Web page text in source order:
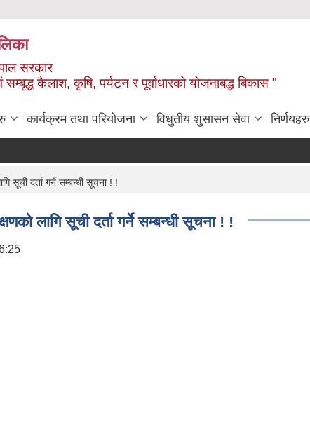
सरकार
सम्बृद्ध कैलाश, कृषि, पर्यटन र पूर्वाधारको योजनाबद्ध बिकास "
कार्यक्रम तथा परियोजना विधुतीय शुसासन सेवा निर्णयहरु
सूची दर्ता गर्ने सम्बन्धी सूचना ! !
लागि सूची दर्ता गर्ने सम्बन्धी सूचना ! !